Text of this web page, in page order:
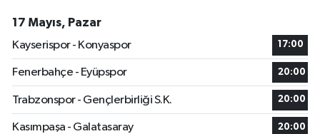
17 Mayıs, Pazar
Kayserispor - Konyaspor
17:00
Fenerbahçe - Eyüpspor 20:00
Trabzonspor - Gençlerbirliği S.K. 20:00
Kasımpaşa - Galatasaray 20:00